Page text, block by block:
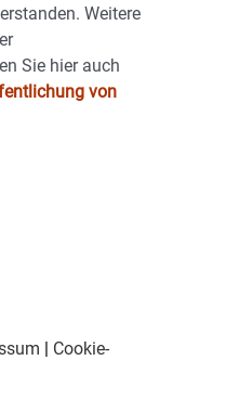
Weitere
Sie hier auch
von
Cookie-